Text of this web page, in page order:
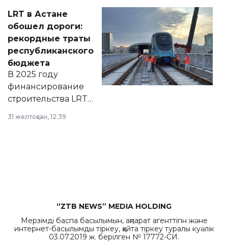
документ
появился в базе
нормативных
правовых актов и
на сайте маслихат
города.
LRT в Астане
обошел дороги:
рекордные траты
республиканского
бюджета
В 2025 году
финансирование
строительства LRT
республиканского
31 желтоқсан, 12:39
“ZTB NEWS” MEDIA HOLDING
Мерзімді баспа басылымын, ақпарат агенттігін және
интернет-басылымды тіркеу, қайта тіркеу туралы куәлік
03.07.2019 ж. берілген № 17772-СИ.